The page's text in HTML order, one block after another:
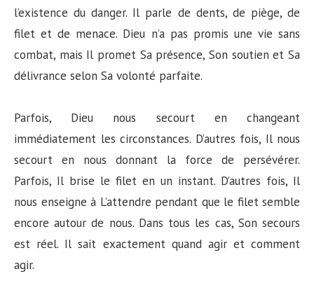
l’existence du danger. Il parle de dents, de piège, de
filet et de menace. Dieu n’a pas promis une vie sans
combat, mais Il promet Sa présence, Son soutien et Sa
délivrance selon Sa volonté parfaite.
Parfois, Dieu nous secourt en changeant
immédiatement les circonstances. D’autres fois, Il nous
secourt en nous donnant la force de persévérer.
Parfois, Il brise le filet en un instant. D’autres fois, Il
nous enseigne à L’attendre pendant que le filet semble
encore autour de nous. Dans tous les cas, Son secours
est réel. Il sait exactement quand agir et comment
agir.